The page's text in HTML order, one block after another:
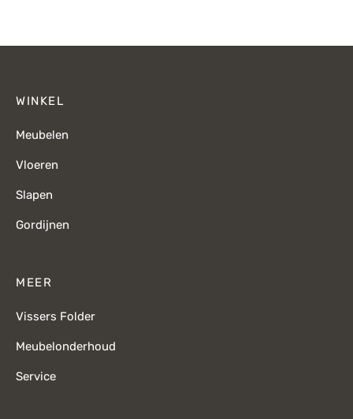
WINKEL
Meubelen
Vloeren
Slapen
Gordijnen
MEER
Vissers Folder
Meubelonderhoud
Service